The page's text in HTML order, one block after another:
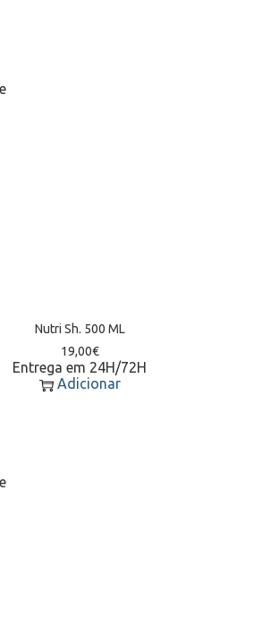
Nutri Sh. 500 ML
19,00€
Entrega em 24H/72H
Adicionar